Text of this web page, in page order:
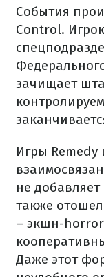
События
Control.
зачищает
Игры Remedy
не
также
– экшн-horror
Даже этот